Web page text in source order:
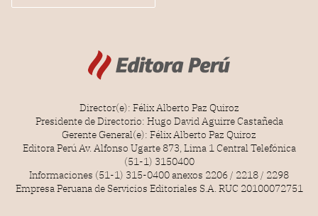
Director(e): Félix Alberto Paz Quiroz
Presidente de Directorio: Hugo David Aguirre Castañeda
Gerente General(e): Félix Alberto Paz Quiroz
Editora Perú Av. Alfonso Ugarte 873, Lima 1 Central Telefónica
(51-1) 3150400
Informaciones (51-1) 315-0400 anexos 2206 / 2218 / 2298
Empresa Peruana de Servicios Editoriales S.A. RUC 20100072751